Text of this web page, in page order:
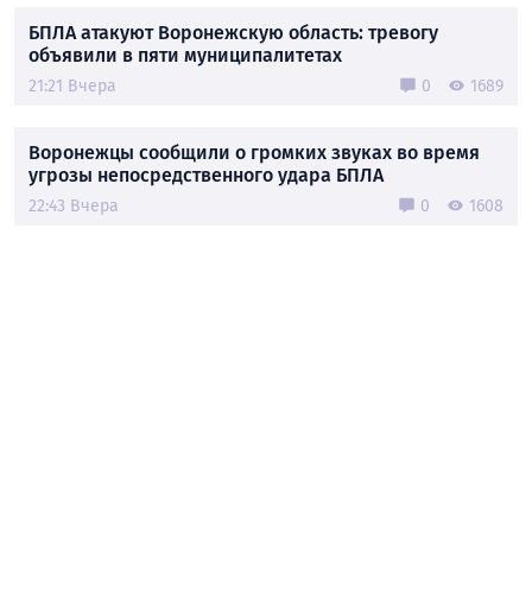
БПЛА атакуют Воронежскую область: тревогу
объявили в пяти муниципалитетах
21:21 Вчера 0 1689
Воронежцы сообщили о громких звуках во время
угрозы непосредственного удара БПЛА
22:43 Вчера 0 1608